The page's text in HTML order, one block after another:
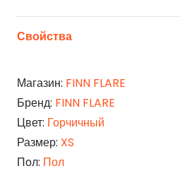
Свойства
Магазин: FINN FLARE
Бренд: FINN FLARE
Цвет: Горчичный
Размер: XS
Пол: Пол